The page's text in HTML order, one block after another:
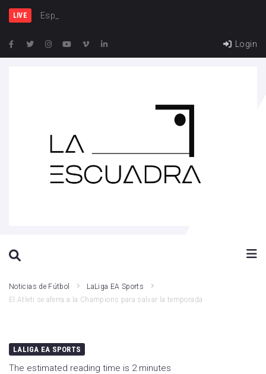
LIVE España y Fran
Login
Noticias de Fútbol
LaLiga EA Sports
El Atleti se aferra a la Champions para salvar la temporada
LALIGA EA SPORTS
The estimated reading time is 2 minutes